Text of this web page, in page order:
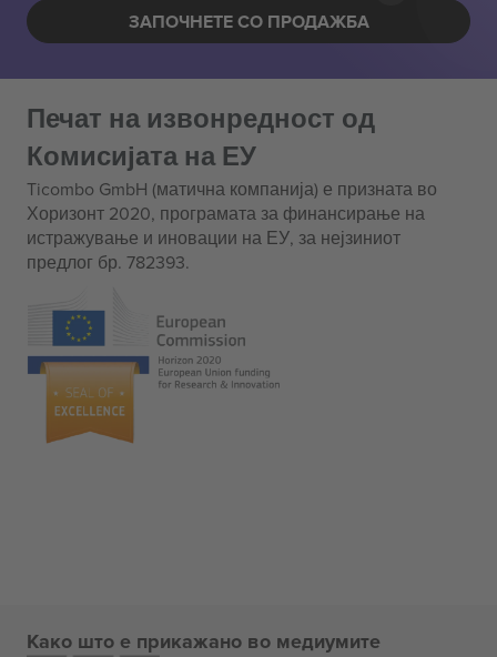
ЗАПОЧНЕТЕ СО ПРОДАЖБА
Печат на извонредност од
Комисијата на ЕУ
Ticombo GmbH (матична компанија) е призната во
Хоризонт 2020, програмата за финансирање на
истражување и иновации на ЕУ, за нејзиниот
предлог бр. 782393.
Како што е прикажано во медиумите